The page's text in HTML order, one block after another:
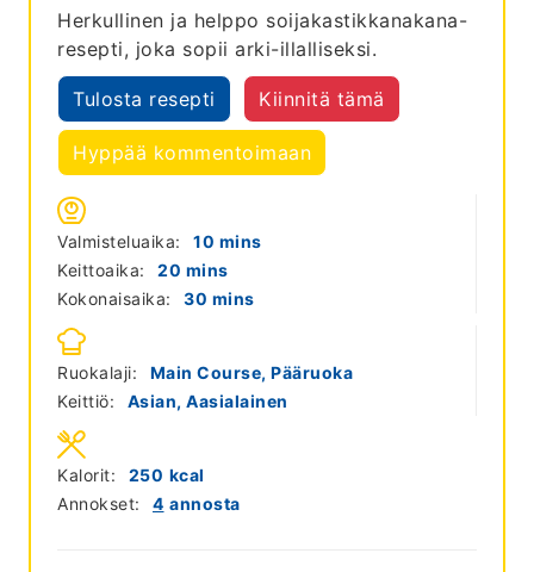
Herkullinen ja helppo soijakastikkanakana-
resepti, joka sopii arki-illalliseksi.
Tulosta resepti Kiinnitä tämä
Hyppää kommentoimaan
Valmisteluaika: 10 minutes
mins
Keittoaika:
20 minutes
mins
Kokonaisaika:
30 minutes
mins
Ruokalaji:
Main Course, Pääruoka
Keittiö:
Asian, Aasialainen
Annokset: 4 annosta
Kalorit: 250 kcal